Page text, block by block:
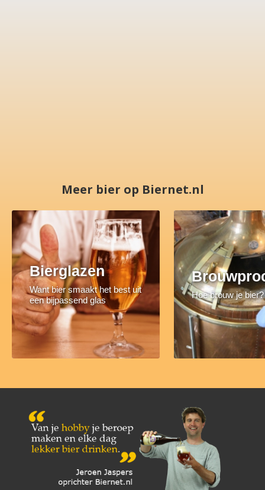
Meer bier op Biernet.nl
Bierglazen
Want bier smaakt het best uit
een bijpassend glas
Hoe brouw je bier?